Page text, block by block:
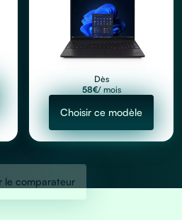
le comparateur
Dès
58€/ mois
Choisir ce modèle